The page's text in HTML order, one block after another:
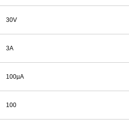
30V
3A
100µA
100